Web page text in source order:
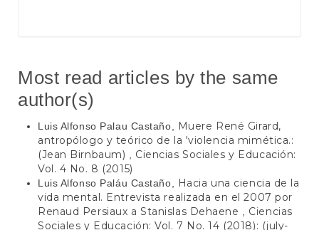
Most read articles by the same
author(s)
Luis Alfonso Palau Castaño,
Muere René Girard,
antropólogo y teórico de la 'violencia mimética.:
(Jean Birnbaum)
Ciencias Sociales y Educación:
Vol. 4 No. 8 (2015)
Luis Alfonso Paláu Castaño,
Hacia una ciencia de la
vida mental. Entrevista realizada en el 2007 por
Renaud Persiaux a Stanislas Dehaene
Ciencias
Sociales y Educación: Vol. 7 No. 14 (2018): (july-